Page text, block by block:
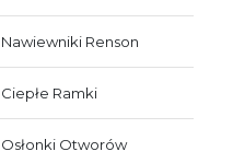
Nawiewniki Renson
Ciepłe Ramki
Osłonki Otworów